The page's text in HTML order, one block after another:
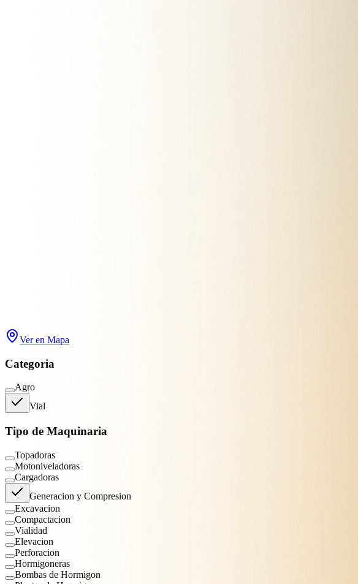
Ver en Mapa
Categoria
Agro
Vial
Tipo de Maquinaria
Topadoras
Motoniveladoras
Cargadoras
Generacion y Compresion
Excavacion
Compactacion
Vialidad
Elevacion
Perforacion
Hormigoneras
Bombas de Hormigon